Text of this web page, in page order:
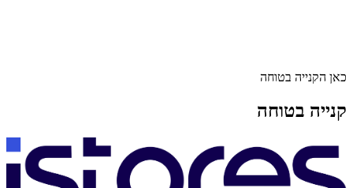
כאן הקנייה בטוחה
קנייה בטוחה